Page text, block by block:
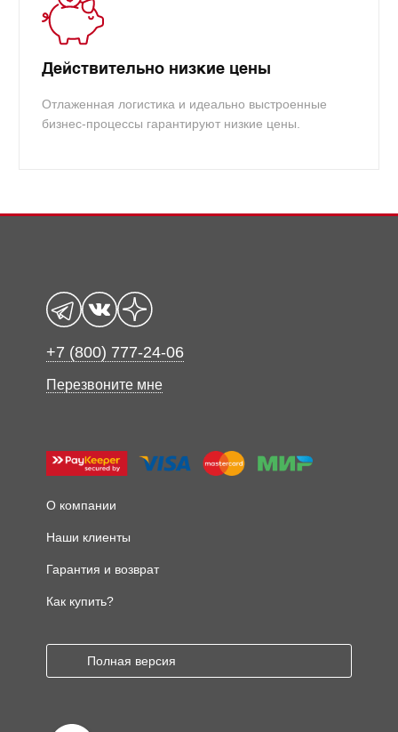
Действительно низкие цены
Отлаженная логистика и идеально выстроенные
бизнес-процессы гарантируют низкие цены.
+7 (800) 777-24-06
Перезвоните мне
О компании
Наши клиенты
Гарантия и возврат
Как купить?
Полная версия